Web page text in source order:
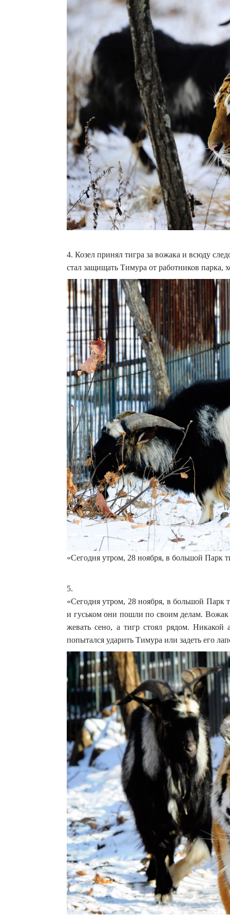
4. Козел принял тигра за вожака и всюду
стал защищать Тимура от работников парка,
«Сегодня утром, 28 ноября, в большой
5.
«Сегодня утром, 28 ноября, в большой
и гуськом они пошли по своим делам.
жевать сено, а тигр стоял рядом.
попытался ударить Тимура или задеть его